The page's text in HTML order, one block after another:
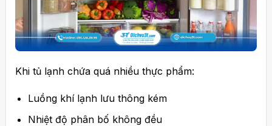
Khi tủ lạnh chứa quá nhiều thực phẩm:
Luồng khí lạnh lưu thông kém
Nhiệt độ phân bố không đều